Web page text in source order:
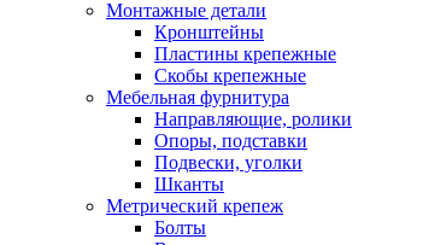
Монтажные детали
Кронштейны
Пластины крепежные
Скобы крепежные
Мебельная фурнитура
Направляющие, ролики
Опоры, подставки
Подвески, уголки
Шканты
Метрический крепеж
Болты